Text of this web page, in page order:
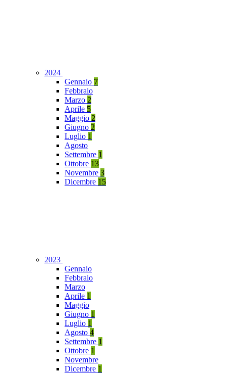
2024
Gennaio 7
Febbraio
Marzo 2
Aprile 5
Maggio 2
Giugno 2
Luglio 1
Agosto
Settembre 1
Ottobre 13
Novembre 3
Dicembre 15
2023
Gennaio
Febbraio
Marzo
Aprile 1
Maggio
Giugno 1
Luglio 1
Agosto 4
Settembre 1
Ottobre 1
Novembre
Dicembre 1